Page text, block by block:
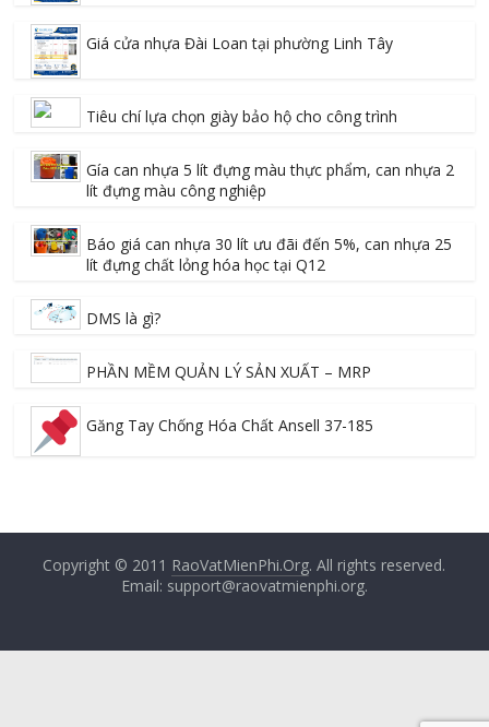
Giá cửa nhựa Đài Loan tại phường Linh Tây
Tiêu chí lựa chọn giày bảo hộ cho công trình
Gía can nhựa 5 lít đựng màu thực phẩm, can nhựa 2
lít đựng màu công nghiệp
Báo giá can nhựa 30 lít ưu đãi đến 5%, can nhựa 25
lít đựng chất lỏng hóa học tại Q12
DMS là gì?
PHẦN MỀM QUẢN LÝ SẢN XUẤT – MRP
Găng Tay Chống Hóa Chất Ansell 37-185
Copyright © 2011 RaoVatMienPhi.Org. All rights reserved.
Email: support@raovatmienphi.org.